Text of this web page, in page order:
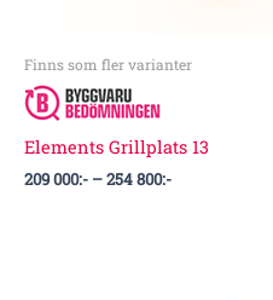
Finns som fler varianter
Elements Grillplats 13
209 000:- –254 800:-